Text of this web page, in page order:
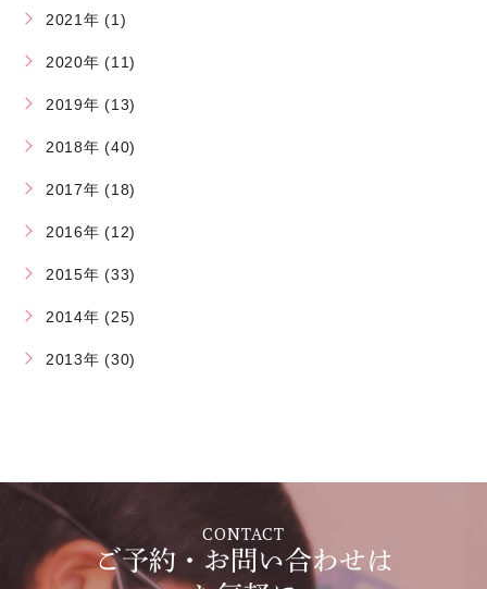
2021年 (1)
2020年 (11)
2019年 (13)
2018年 (40)
2017年 (18)
2016年 (12)
2015年 (33)
2014年 (25)
2013年 (30)
CONTACT
ご予約・お問い合わせは